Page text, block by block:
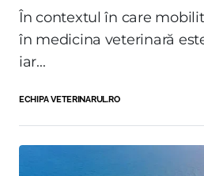
În contextul în care
în medicina veterinară
iar...
ECHIPA VETERINARUL.RO